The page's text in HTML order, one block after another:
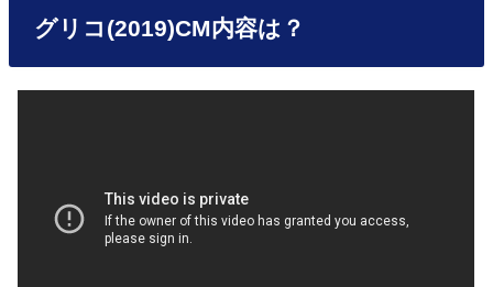
グリコ(2019)CM内容は？